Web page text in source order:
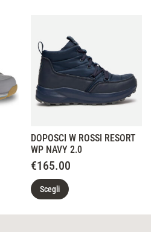
DOPOSCI W ROSSI RESORT
WP NAVY 2.0
€165.00
Scegli